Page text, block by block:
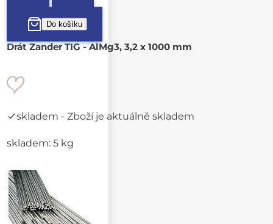
Drát Zander TIG - AlMg3, 3,2 x 1000 mm
skladem - Zboží je aktuálně skladem
skladem: 5 kg